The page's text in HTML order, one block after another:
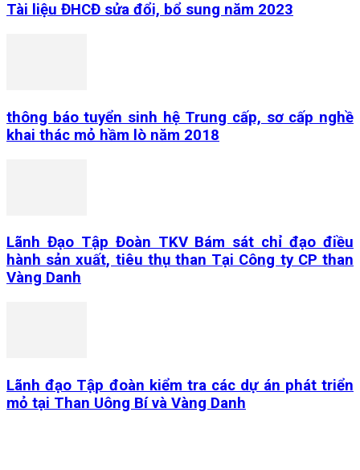
Tài liệu ĐHCĐ sửa đổi, bổ sung năm 2023
thông báo tuyển sinh hệ Trung cấp, sơ cấp nghề
khai thác mỏ hầm lò năm 2018
Lãnh Đạo Tập Đoàn TKV Bám sát chỉ đạo điều
hành sản xuất, tiêu thụ than Tại Công ty CP than
Vàng Danh
Lãnh đạo Tập đoàn kiểm tra các dự án phát triển
mỏ tại Than Uông Bí và Vàng Danh